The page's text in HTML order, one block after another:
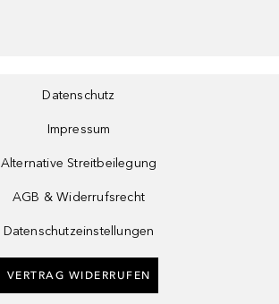
Datenschutz
Impressum
Alternative Streitbeilegung
AGB & Widerrufsrecht
Datenschutzeinstellungen
VERTRAG WIDERRUFEN